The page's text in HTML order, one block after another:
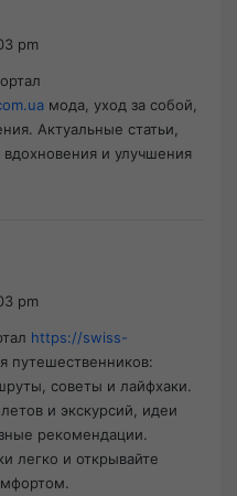
pm
мода, уход за собой,
Актуальные статьи,
и улучшения
pm
https://swiss-
путешественников:
советы и лайфхаки.
и экскурсий, идеи
рекомендации.
легко и открывайте